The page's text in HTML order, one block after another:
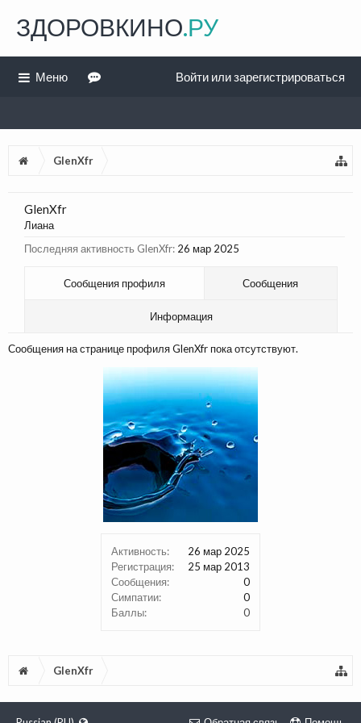
GlenXfr
Активность:
26 мар 2025
Регистрация:
25 мар 2013
Сообщения:
0
Симпатии:
0
Баллы:
0
GlenXfr
Лиана
Последняя активность GlenXfr: 26 мар 2025
Сообщения профиля Сообщения
Информация
Сообщения на странице профиля GlenXfr пока отсутствуют.
GlenXfr
ЗДОРОВКИНО.РУ
Меню Войти или зарегистрироваться